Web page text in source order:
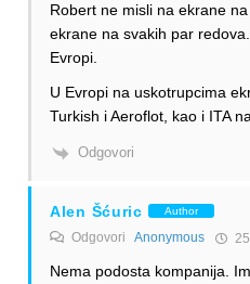
Robert ne misli na ekrane
ekrane na svakih par
Evropi.
U Evropi na uskotrupcima
Turkish i Aeroflot, kao i ITA
Odgovori
Alen Šćuric Author
Odgovori Anonymous
Nema podosta kompanija.